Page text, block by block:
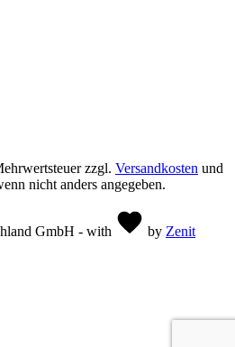
zzgl. Versandkosten und
nicht anders angegeben.
GmbH - with by Zenit